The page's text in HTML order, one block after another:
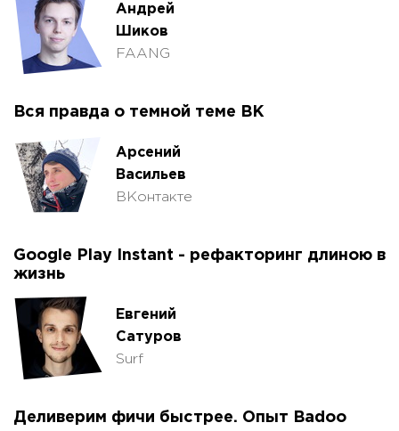
Андрей
Шиков
FAANG
Вся правда о темной теме ВК
Арсений
Васильев
ВКонтакте
Google Play Instant - рефакторинг длиною в
жизнь
Евгений
Сатуров
Surf
Деливерим фичи быстрее. Опыт Badoo